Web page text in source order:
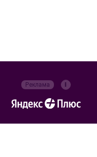
Реклама